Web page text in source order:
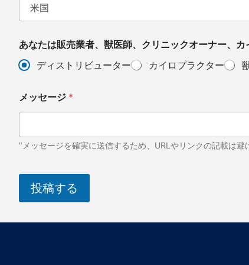
あなたは販売業者、獣医師、クリニックオーナー、
ディストリビューター
カイロプラクター
メッセージ *
"メッセージを確実に送信するため、URLやリンクの記載は
投稿する